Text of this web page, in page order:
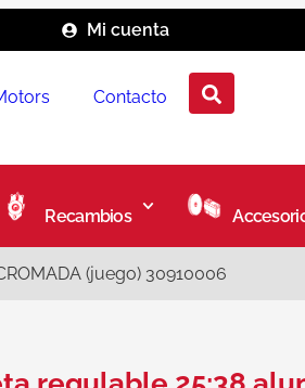
Mi cuenta
Contacto
Recambios
(juego) 30910006